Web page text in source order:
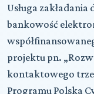
Usługa
bankowość
projektu pn.
kontaktowego
Programu Polska